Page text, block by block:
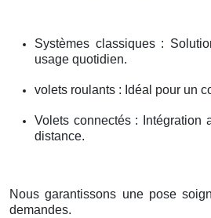
Systèmes classiques :
usage quotidien.
volets roulants : Idéal pour un
Volets connectés : Intégration
distance.
Nous garantissons une pose
demandes.